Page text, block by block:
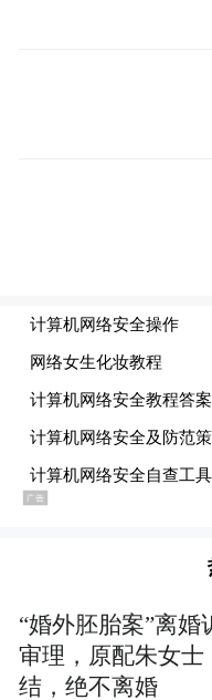
话题专栏，发布
媒体转发，单篇
央视频于4月26
了为期3天，超
亿，充分展现了
央视电影频道融
青岛》话题专栏
岛景色的方式，
“婚外胚胎案”离婚
审理，原配朱女士
结，绝不离婚